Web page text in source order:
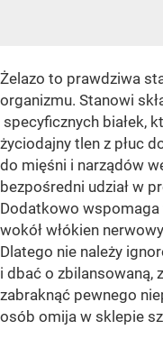
Żelazo to prawdziwa
organizmu. Stanowi
specyficznych białek,
życiodajny tlen z płuc
do mięśni i narządów
bezpośredni udział w
Dodatkowo wspomaga
wokół włókien
Dlatego nie należy
i dbać o zbilansowaną,
zabraknąć pewnego
osób omija w sklepie